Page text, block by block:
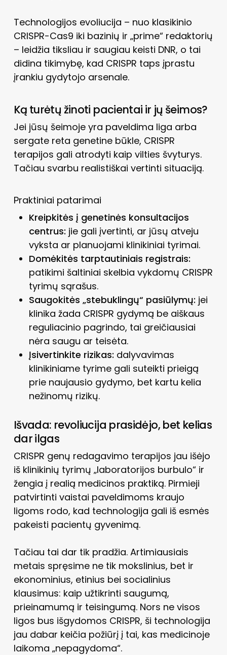
Technologijos evoliucija – nuo klasikinio
CRISPR-Cas9 iki bazinių ir „prime“ redaktorių
– leidžia tiksliau ir saugiau keisti DNR, o tai
didina tikimybę, kad CRISPR taps įprastu
įrankiu gydytojo arsenale.
Ką turėtų žinoti pacientai ir jų šeimos?
Jei jūsų šeimoje yra paveldima liga arba
sergate reta genetine būkle, CRISPR
terapijos gali atrodyti kaip vilties švyturys.
Tačiau svarbu realistiškai vertinti situaciją.
Praktiniai patarimai
Kreipkitės į genetinės konsultacijos
centrus: jie gali įvertinti, ar jūsų atveju
vyksta ar planuojami klinikiniai tyrimai.
Domėkitės tarptautiniais registrais:
patikimi šaltiniai skelbia vykdomų CRISPR
tyrimų sąrašus.
Saugokitės „stebuklingų“ pasiūlymų: jei
klinika žada CRISPR gydymą be aiškaus
reguliacinio pagrindo, tai greičiausiai
nėra saugu ar teisėta.
Įsivertinkite rizikas: dalyvavimas
klinikiniame tyrime gali suteikti prieigą
prie naujausio gydymo, bet kartu kelia
nežinomų rizikų.
Išvada: revoliucija prasidėjo, bet kelias
dar ilgas
CRISPR genų redagavimo terapijos jau išėjo
iš klinikinių tyrimų „laboratorijos burbulo“ ir
žengia į realią medicinos praktiką. Pirmieji
patvirtinti vaistai paveldimoms kraujo
ligoms rodo, kad technologija gali iš esmės
pakeisti pacientų gyvenimą.
Tačiau tai dar tik pradžia. Artimiausiais
metais spręsime ne tik mokslinius, bet ir
ekonominius, etinius bei socialinius
klausimus: kaip užtikrinti saugumą,
prieinamumą ir teisingumą. Nors ne visos
ligos bus išgydomos CRISPR, ši technologija
jau dabar keičia požiūrį į tai, kas medicinoje
laikoma „nepagydoma“.